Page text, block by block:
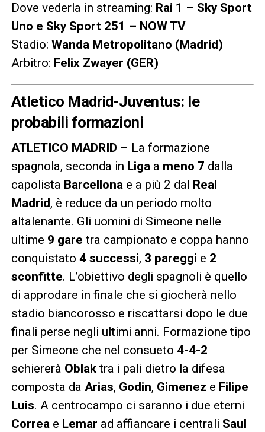
Dove vederla in streaming: Rai 1 – Sky Sport
Uno e Sky Sport 251 – NOW TV
Stadio: Wanda Metropolitano (Madrid)
Arbitro: Felix Zwayer (GER)
Atletico Madrid-Juventus: le
probabili formazioni
ATLETICO MADRID – La formazione
spagnola, seconda in Ligaa meno 7 dalla
capolista Barcellonae a più 2 dal
Real
Madrid, è reduce da un periodo molto
altalenante. Gli uomini di Simeone nelle
ultime 9 gare tra campionato e coppa hanno
conquistato 4 successi, 3 pareggi e 2
sconfitte. L’obiettivo degli spagnoli è quello
di approdare in finale che si giocherà nello
stadio biancorosso e riscattarsi dopo le due
finali perse negli ultimi anni. Formazione tipo
per Simeone che nel consueto 4-4-2
schiererà Oblaktra i pali dietro la difesa
composta da Arias, Godin, Gimenez e Filipe
Luis. A centrocampo ci saranno i due eterni
Correae Lemar ad affiancare i centrali Saul